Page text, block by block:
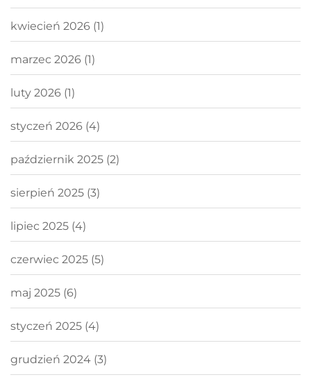
kwiecień 2026 (1)
marzec 2026 (1)
luty 2026 (1)
styczeń 2026 (4)
październik 2025 (2)
sierpień 2025 (3)
lipiec 2025 (4)
czerwiec 2025 (5)
maj 2025 (6)
styczeń 2025 (4)
grudzień 2024 (3)